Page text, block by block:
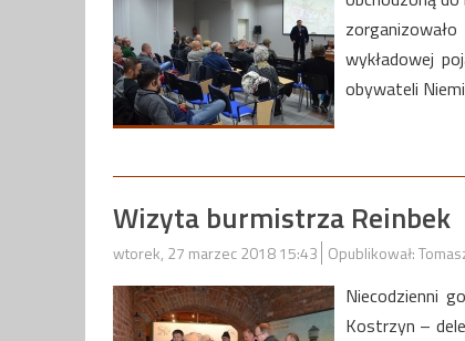
wykładowej
obywateli
Wizyta burmistrza Reinbek
wtorek, 27 marzec 2018 15:43 Opublikował:
Niecodzienni
Kostrzyn –